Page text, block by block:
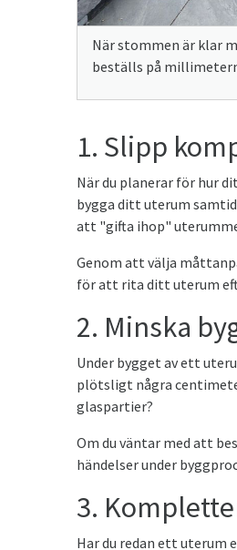
När stommen är klar
beställs på
1. Slipp
När du planerar för hur
bygga ditt uterum
att "gifta ihop"
Genom att välja
för att rita ditt uterum
2. Minska
Under bygget av ett
plötsligt några
glaspartier?
Om du väntar med att
händelser under
3.
Har du redan ett uterum